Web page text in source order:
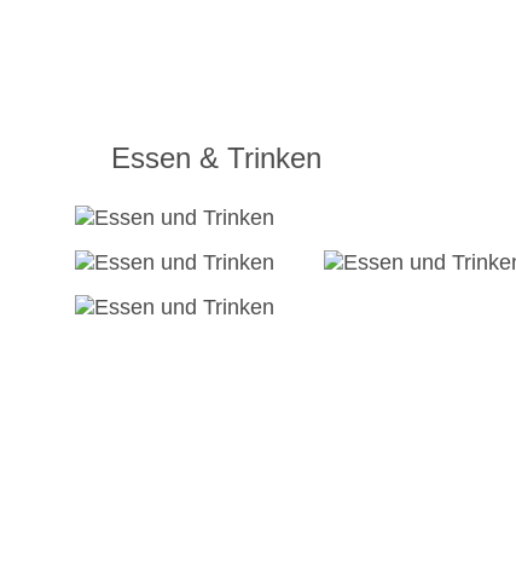
Essen & Trinken